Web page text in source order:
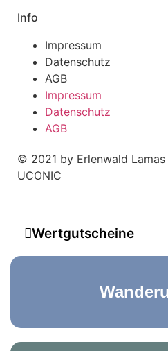
Info
Impressum
Datenschutz
AGB
Impressum
Datenschutz
AGB
© 2021 by Erlenwald
UCONIC
Wertgutscheine